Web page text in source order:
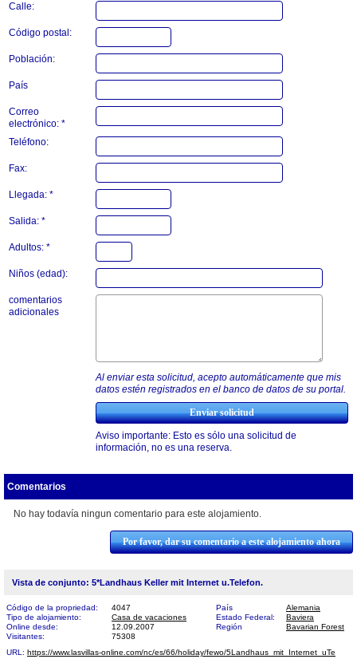
Calle:
Código postal:
Población:
País
Correo
electrónico: *
Teléfono:
Fax:
Llegada: *
Salida: *
Adultos: *
Niños (edad):
comentarios
adicionales
Al enviar esta solicitud, acepto automáticamente que mis
datos estén registrados en el banco de datos de su portal.
Aviso importante: Esto es sólo una solicitud de
información, no es una reserva.
Comentarios
No hay todavía ningun comentario para este alojamiento.
Por favor, dar su comentario a este alojamiento ahora
Vista de conjunto: 5*Landhaus Keller mit Internet u.Telefon.
Código de la propriedad: 4047 País
Alemania
Tipo de alojamiento:
Casa de vacaciones Estado Federal:
Baviera
Online desde:
12.09.2007 Región
Bavarian Forest
Visitantes:
75308
URL: https://www.lasvillas-online.com/nc/es/66/holiday/fewo/5Landhaus_mit_Internet_uTe​